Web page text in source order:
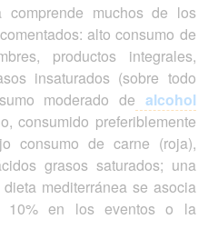
comprende muchos de los
alto consumo de
productos integrales,
insaturados (sobre todo
moderado de alcohol
consumido preferiblemente
consumo de carne (roja),
grasos saturados; una
mediterránea se asocia
10% en los eventos o la